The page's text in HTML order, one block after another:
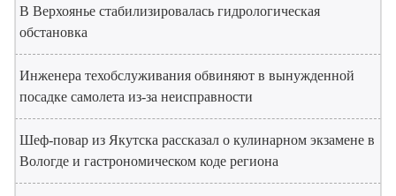
В Верхоянье стабилизировалась гидрологическая
обстановка
Инженера техобслуживания обвиняют в вынужденной
посадке самолета из-за неисправности
Шеф-повар из Якутска рассказал о кулинарном экзамене в
Вологде и гастрономическом коде региона